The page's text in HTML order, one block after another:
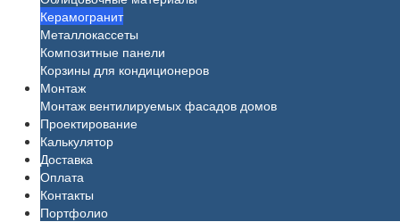
Керамогранит
Металлокассеты
Композитные панели
Корзины для кондиционеров
Монтаж
Монтаж вентилируемых фасадов домов
Проектирование
Калькулятор
Доставка
Оплата
Контакты
Портфолио